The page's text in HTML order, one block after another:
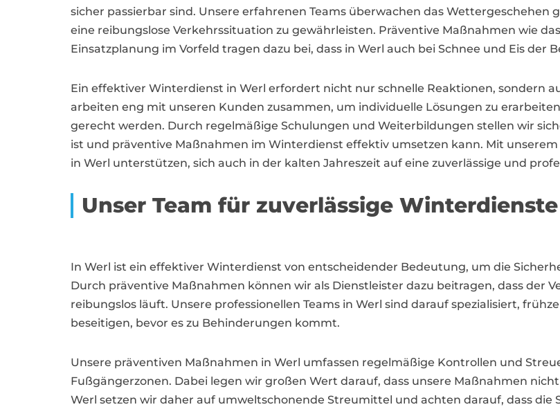
sicher passierbar sind. Unsere erfahrenen Teams überwachen das
eine reibungslose Verkehrssituation zu gewährleisten. Präventive Maßnahmen wie
Einsatzplanung im Vorfeld tragen dazu bei, dass in Werl auch bei Schnee und Eis der
Ein effektiver Winterdienst in Werl erfordert nicht nur schnelle Reaktionen, sondern
arbeiten eng mit unseren Kunden zusammen, um individuelle Lösungen zu
gerecht werden. Durch regelmäßige Schulungen und Weiterbildungen stellen wir
ist und präventive Maßnahmen im Winterdienst effektiv umsetzen kann. Mit
in Werl unterstützen, sich auch in der kalten Jahreszeit auf eine zuverlässige und
Unser Team für zuverlässige Winterdienste
In Werl ist ein effektiver Winterdienst von entscheidender Bedeutung, um die
Durch präventive Maßnahmen können wir als Dienstleister dazu beitragen, dass der
reibungslos läuft. Unsere professionellen Teams in Werl sind darauf spezialisiert,
beseitigen, bevor es zu Behinderungen kommt.
Unsere präventiven Maßnahmen in Werl umfassen regelmäßige Kontrollen und
Fußgängerzonen. Dabei legen wir großen Wert darauf, dass unsere Maßnahmen
Werl setzen wir daher auf umweltschonende Streumittel und achten darauf, dass